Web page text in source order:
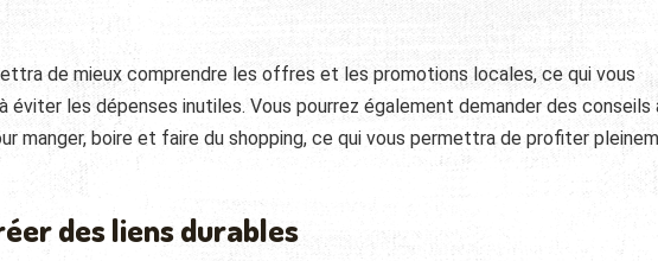
de mieux comprendre les offres et les promotions locales, ce qui vous
éviter les dépenses inutiles. Vous pourrez également demander des conseils
manger, boire et faire du shopping, ce qui vous permettra de profiter
des liens durables